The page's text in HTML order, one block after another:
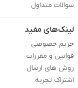
سوالات متداول
لینک‌های مفید
حریم خصوصی
قوانین و مقررات
روش های ارسال
اشتراک تجربه